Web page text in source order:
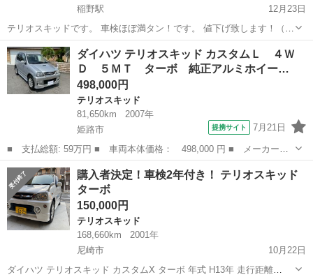
稲野駅
12月23日
テリオスキッドです。 車検ほぼ満タン！です。 値下げ致します！（通
常店頭価格１６８０００円） 車高が高いので視界が広く、運転し易い
です。 店頭でも販売していますので、予告なく出品終了する場合があ
ります。 左...
兵庫 伊丹市 稲野駅 テリオスキッド ボンネット
ダイハツ テリオスキッド カスタムＬ ４Ｗ
Ｄ ５ＭＴ ターボ 純正アルミホイー…
498,000円
テリオスキッド
81,650km
2007年
姫路市
提携サイト 7月21日
■ 支払総額: 59万円 ■ 車両本体価格： 498,000 円 ■ メーカー
名： ダイハツ ■ 車種名： テリオスキッド ■ グレード名： カ
スタムＬ ４ＷＤ ５ＭＴ ターボ 純正アルミホイール 電動格納
ドアミラー リア...
兵庫 姫路市 テリオスキッド
購入者決定！車検2年付き！ テリオスキッド
ターボ
150,000円
テリオスキッド
168,660km
2001年
尼崎市
10月22日
ダイハツ テリオスキッド カスタムX ターボ 年式 H13年 走行距離